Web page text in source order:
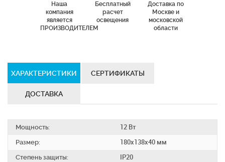
Наша
компания
является
ПРОИЗВОДИТЕЛЕМ
Бесплатный
расчет
освещения
Доставка по
Москве и
московской
области
ХАРАКТЕРИСТИКИ СЕРТИФИКАТЫ
ДОСТАВКА
Мощность:
12 Вт
Размер:
180х138х40 мм
Степень защиты:
IP20